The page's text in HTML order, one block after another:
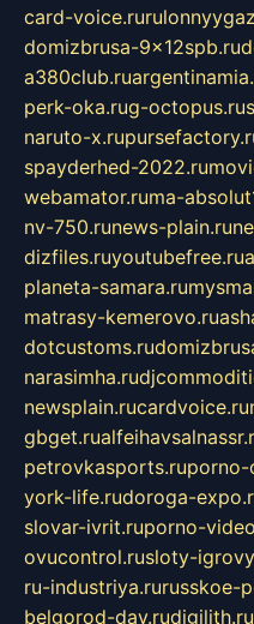
card-voice.ru
domizbrusa-9x12spb.ru
a380club.ru
perk-oka.rug-octopus.ru
naruto-x.ru
spayderhed-2022.ru
webamator.ruma-
nv-750.runews-plain.ru
dizfiles.ruyoutubefree.ru
planeta-samara.ru
matrasy-kemerovo.ru
dotcustoms.ru
narasimha.ru
newsplain.rucardvoice.ru
gbget.ru
petrovkasports.ruporno-
york-life.rudoroga-
slovar-ivrit.ruporno-
ovucontrol.rusloty-
ru-industriya.rurusskoe-
belgorod-day.rudigilith.ru